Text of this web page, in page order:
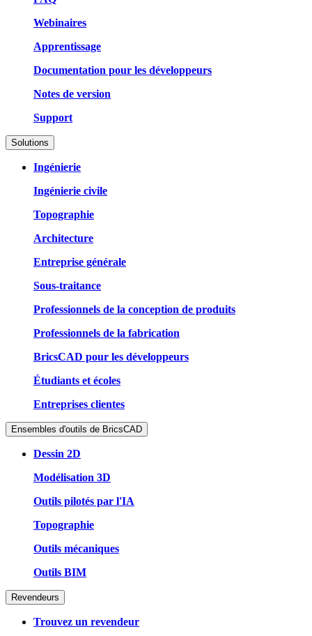
Webinaires
Apprentissage
Documentation pour les développeurs
Notes de version
Support
Solutions
Ingénierie
Ingénierie civile
Topographie
Architecture
Entreprise générale
Sous-traitance
Professionnels de la conception de produits
Professionnels de la fabrication
BricsCAD pour les développeurs
Étudiants et écoles
Entreprises clientes
Ensembles d'outils de BricsCAD
Dessin 2D
Modélisation 3D
Outils pilotés par l'IA
Topographie
Outils mécaniques
Outils BIM
Revendeurs
Trouvez un revendeur